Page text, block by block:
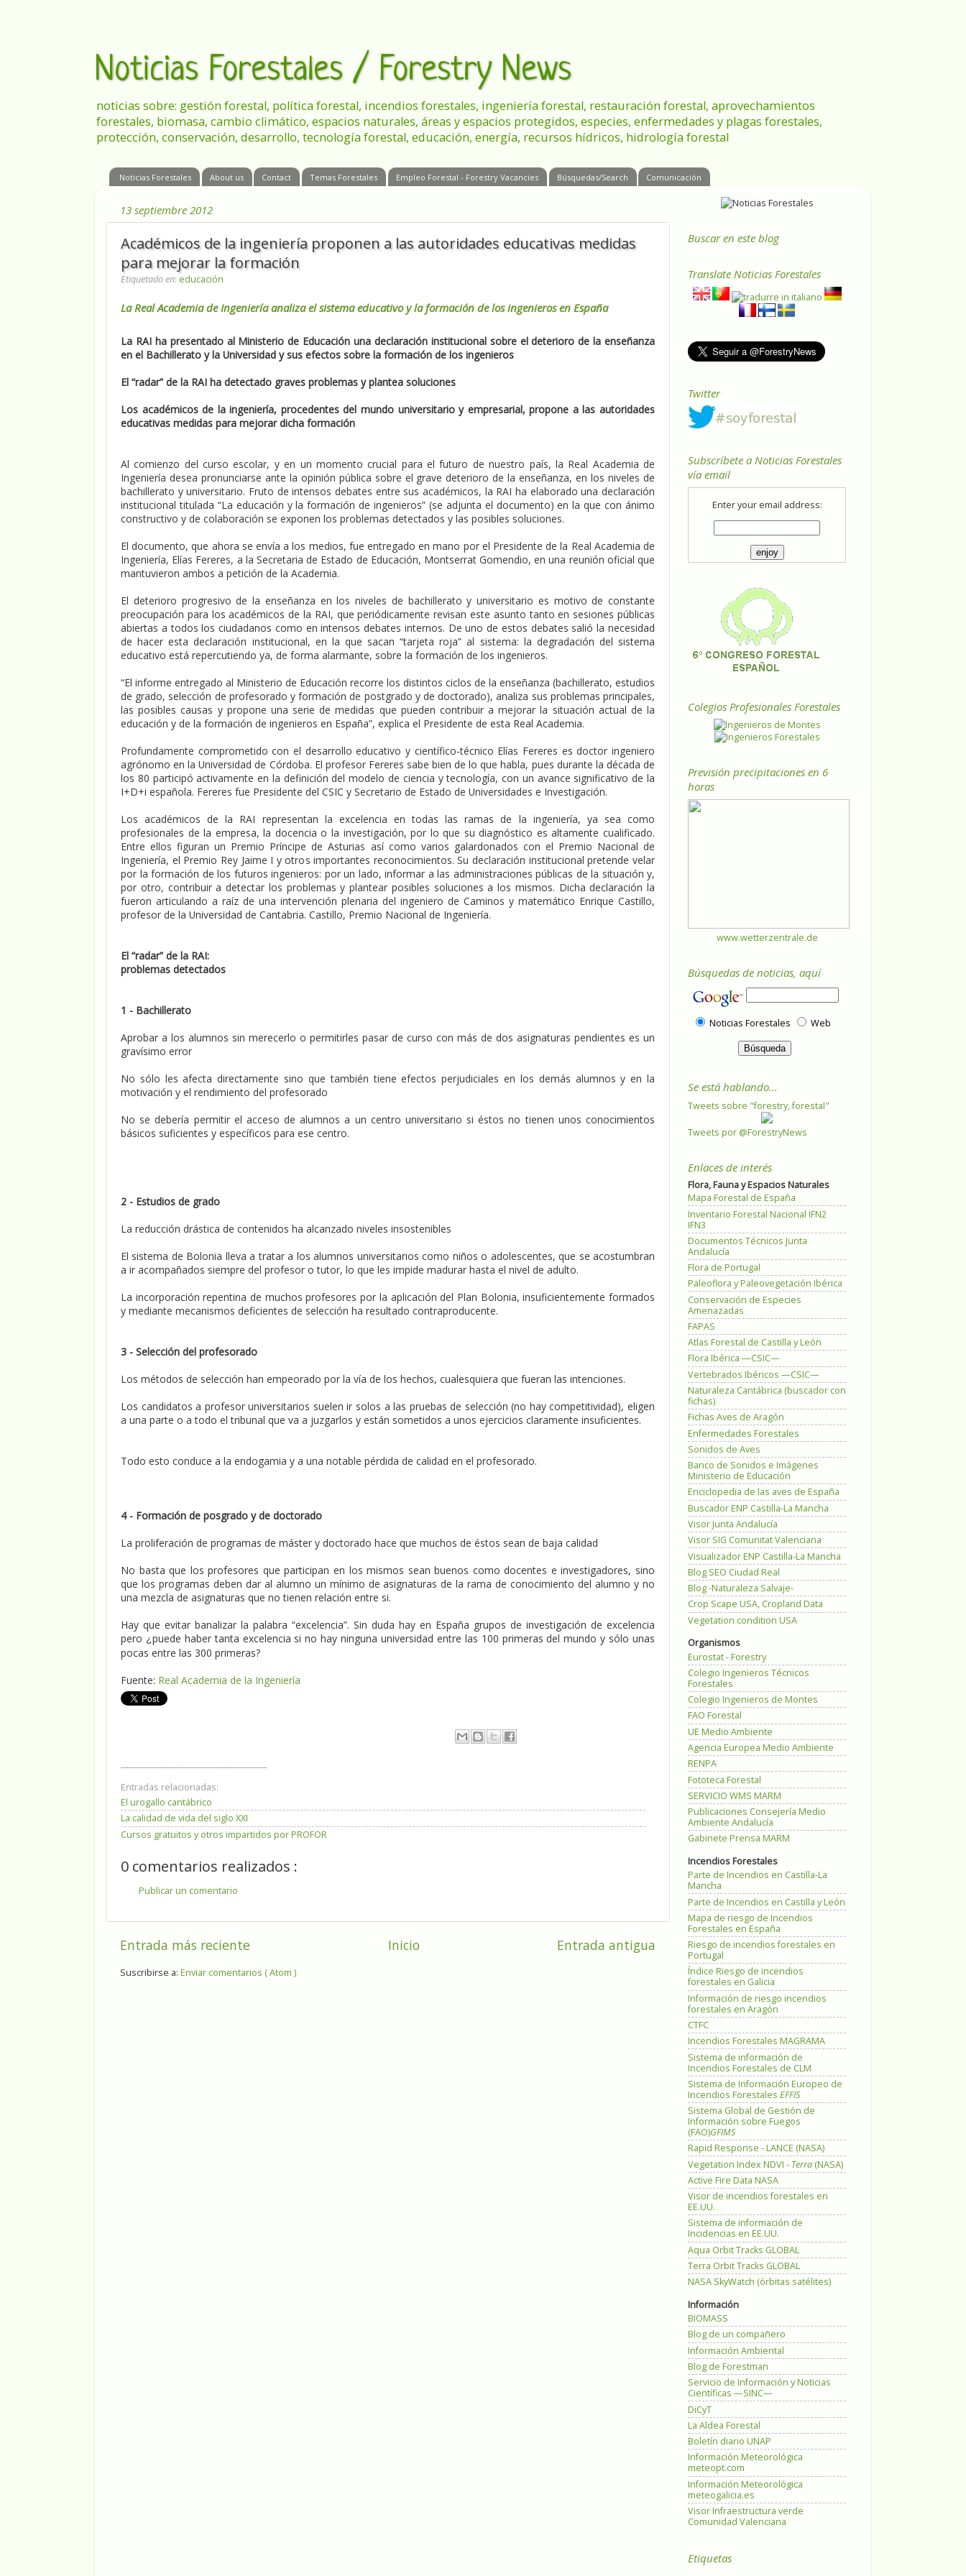
Noticias Forestales / Forestry News
noticias sobre: gestión forestal, política forestal, incendios forestales, ingeniería forestal, restauración forestal, aprovechamientos
forestales, biomasa, cambio climático, espacios naturales, áreas y espacios protegidos, especies, enfermedades y plagas forestales,
protección, conservación, desarrollo, tecnología forestal, educación, energía, recursos hídricos, hidrología forestal
Noticias Forestales About us Contact Temas Forestales Empleo Forestal - Forestry Vacancies Búsquedas/Search Comunicación
13 septiembre 2012
Académicos de la ingeniería proponen a las autoridades educativas medidas
para mejorar la formación
Etiquetado en: educación
La Real Academia de Ingeniería analiza el sistema educativo y la formación de los ingenieros en España
La RAI ha presentado al Ministerio de Educación una declaración institucional sobre el deterioro de la enseñanza
en el Bachillerato y la Universidad y sus efectos sobre la formación de los ingenieros
El “radar” de la RAI ha detectado graves problemas y plantea soluciones
Los académicos de la ingeniería, procedentes del mundo universitario y empresarial, propone a las autoridades
educativas medidas para mejorar dicha formación
Al comienzo del curso escolar, y en un momento crucial para el futuro de nuestro país, la Real Academia de
Ingeniería desea pronunciarse ante la opinión pública sobre el grave deterioro de la enseñanza, en los niveles de
bachillerato y universitario. Fruto de intensos debates entre sus académicos, la RAI ha elaborado una declaración
institucional titulada “La educación y la formación de ingenieros” (se adjunta el documento) en la que con ánimo
constructivo y de colaboración se exponen los problemas detectados y las posibles soluciones.
El documento, que ahora se envía a los medios, fue entregado en mano por el Presidente de la Real Academia de
Ingeniería, Elías Fereres, a la Secretaria de Estado de Educación, Montserrat Gomendio, en una reunión oficial que
mantuvieron ambos a petición de la Academia.
El deterioro progresivo de la enseñanza en los niveles de bachillerato y universitario es motivo de constante
preocupación para los académicos de la RAI, que periódicamente revisan este asunto tanto en sesiones públicas
abiertas a todos los ciudadanos como en intensos debates internos. De uno de estos debates salió la necesidad
de hacer esta declaración institucional, en la que sacan “tarjeta roja” al sistema: la degradación del sistema
educativo está repercutiendo ya, de forma alarmante, sobre la formación de los ingenieros.
“El informe entregado al Ministerio de Educación recorre los distintos ciclos de la enseñanza (bachillerato, estudios
de grado, selección de profesorado y formación de postgrado y de doctorado), analiza sus problemas principales,
las posibles causas y propone una serie de medidas que pueden contribuir a mejorar la situación actual de la
educación y de la formación de ingenieros en España”, explica el Presidente de esta Real Academia.
Profundamente comprometido con el desarrollo educativo y científico-técnico Elías Fereres es doctor ingeniero
agrónomo en la Universidad de Córdoba. El profesor Fereres sabe bien de lo que habla, pues durante la década de
los 80 participó activamente en la definición del modelo de ciencia y tecnología, con un avance significativo de la
I+D+i española. Fereres fue Presidente del CSIC y Secretario de Estado de Universidades e Investigación.
Los académicos de la RAI representan la excelencia en todas las ramas de la ingeniería, ya sea como
profesionales de la empresa, la docencia o la investigación, por lo que su diagnóstico es altamente cualificado.
Entre ellos figuran un Premio Príncipe de Asturias así como varios galardonados con el Premio Nacional de
Ingeniería, el Premio Rey Jaime I y otros importantes reconocimientos. Su declaración institucional pretende velar
por la formación de los futuros ingenieros: por un lado, informar a las administraciones públicas de la situación y,
por otro, contribuir a detectar los problemas y plantear posibles soluciones a los mismos. Dicha declaración la
fueron articulando a raíz de una intervención plenaria del ingeniero de Caminos y matemático Enrique Castillo,
profesor de la Universidad de Cantabria. Castillo, Premio Nacional de Ingeniería.
El “radar” de la RAI:
problemas detectados
1 - Bachillerato
Aprobar a los alumnos sin merecerlo o permitirles pasar de curso con más de dos asignaturas pendientes es un
gravísimo error
No sólo les afecta directamente sino que también tiene efectos perjudiciales en los demás alumnos y en la
motivación y el rendimiento del profesorado
No se debería permitir el acceso de alumnos a un centro universitario si éstos no tienen unos conocimientos
básicos suficientes y específicos para ese centro.
2 - Estudios de grado
La reducción drástica de contenidos ha alcanzado niveles insostenibles
El sistema de Bolonia lleva a tratar a los alumnos universitarios como niños o adolescentes, que se acostumbran
a ir acompañados siempre del profesor o tutor, lo que les impide madurar hasta el nivel de adulto.
La incorporación repentina de muchos profesores por la aplicación del Plan Bolonia, insuficientemente formados
y mediante mecanismos deficientes de selección ha resultado contraproducente.
3 - Selección del profesorado
Los métodos de selección han empeorado por la vía de los hechos, cualesquiera que fueran las intenciones.
Los candidatos a profesor universitarios suelen ir solos a las pruebas de selección (no hay competitividad), eligen
a una parte o a todo el tribunal que va a juzgarlos y están sometidos a unos ejercicios claramente insuficientes.
Todo esto conduce a la endogamia y a una notable pérdida de calidad en el profesorado.
4 - Formación de posgrado y de doctorado
La proliferación de programas de máster y doctorado hace que muchos de éstos sean de baja calidad
No basta que los profesores que participan en los mismos sean buenos como docentes e investigadores, sino
que los programas deben dar al alumno un mínimo de asignaturas de la rama de conocimiento del alumno y no
una mezcla de asignaturas que no tienen relación entre si.
Hay que evitar banalizar la palabra “excelencia”. Sin duda hay en España grupos de investigación de excelencia
pero ¿puede haber tanta excelencia si no hay ninguna universidad entre las 100 primeras del mundo y sólo unas
pocas entre las 300 primeras?
Fuente: Real Academia de la Ingeniería
Entradas relacionadas:
El urogallo cantábrico
La calidad de vida del siglo XXI
Cursos gratuitos y otros impartidos por PROFOR
0 comentarios realizados :
Publicar un comentario
Entrada más reciente Entrada antigua
Inicio
Suscribirse a: Enviar comentarios ( Atom )
Buscar en este blog
Translate Noticias Forestales
Twitter
Subscríbete a Noticias Forestales
vía email
Enter your email address:
Colegios Profesionales Forestales
Previsión precipitaciones en 6
horas
www.wetterzentrale.de
Búsquedas de noticias, aquí
Noticias Forestales Web
Se está hablando...
Tweets sobre "forestry, forestal"
Tweets por @ForestryNews
Enlaces de interés
Flora, Fauna y Espacios Naturales
Mapa Forestal de España
Inventario Forestal Nacional IFN2
IFN3
Documentos Técnicos Junta
Andalucía
Flora de Portugal
Paleoflora y Paleovegetación Ibérica
Conservación de Especies
Amenazadas
FAPAS
Atlas Forestal de Castilla y León
Flora Ibérica —CSIC—
Vertebrados Ibéricos —CSIC—
Naturaleza Cantábrica (buscador con
fichas)
Fichas Aves de Aragón
Enfermedades Forestales
Sonidos de Aves
Banco de Sonidos e Imágenes
Ministerio de Educación
Enciclopedia de las aves de España
Buscador ENP Castilla-La Mancha
Visor Junta Andalucía
Visor SIG Comunitat Valenciana
Visualizador ENP Castilla-La Mancha
Blog SEO Ciudad Real
Blog -Naturaleza Salvaje-
Crop Scape USA, Cropland Data
Vegetation condition USA
Organismos
Eurostat - Forestry
Colegio Ingenieros Técnicos
Forestales
Colegio Ingenieros de Montes
FAO Forestal
UE Medio Ambiente
Agencia Europea Medio Ambiente
RENPA
Fototeca Forestal
SERVICIO WMS MARM
Publicaciones Consejería Medio
Ambiente Andalucía
Gabinete Prensa MARM
Incendios Forestales
Parte de Incendios en Castilla-La
Mancha
Parte de Incendios en Castilla y León
Mapa de riesgo de Incendios
Forestales en España
Riesgo de incendios forestales en
Portugal
Índice Riesgo de incendios
forestales en Galicia
Información de riesgo incendios
forestales en Aragón
CTFC
Incendios Forestales MAGRAMA
Sistema de información de
Incendios Forestales de CLM
Sistema de Información Europeo de
Incendios Forestales EFFIS
Sistema Global de Gestión de
Información sobre Fuegos
(FAO)GFIMS
Rapid Response - LANCE (NASA)
Vegetation Index NDVI - Terra (NASA)
Active Fire Data NASA
Visor de incendios forestales en
EE.UU.
Sistema de información de
Incidencias en EE.UU.
Aqua Orbit Tracks GLOBAL
Terra Orbit Tracks GLOBAL
NASA SkyWatch (órbitas satélites)
Información
BIOMASS
Blog de un compañero
Información Ambiental
Blog de Forestman
Servicio de Información y Noticias
Científicas —SINC—
DiCyT
La Aldea Forestal
Boletín diario UNAP
Información Meteorológica
meteopt.com
Información Meteorológica
meteogalicia.es
Visor Infraestructura verde
Comunidad Valenciana
Etiquetas